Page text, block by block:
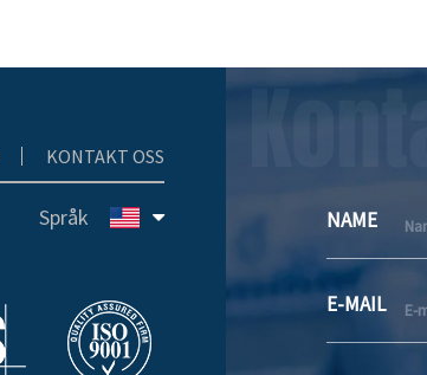
KONTAKT OSS
Språk NAME
E-MAIL